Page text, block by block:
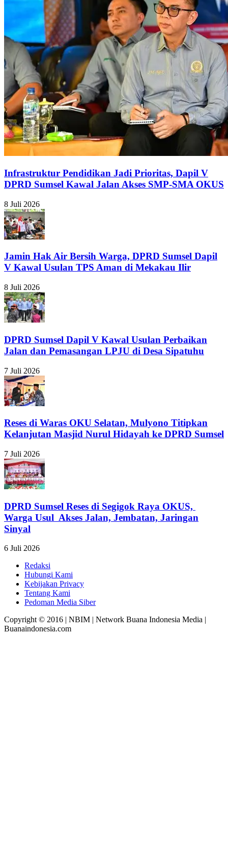
Infrastruktur Pendidikan Jadi Prioritas, Dapil V
DPRD Sumsel Kawal Jalan Akses SMP-SMA OKUS
8 Juli 2026
Jamin Hak Air Bersih Warga, DPRD Sumsel Dapil
V Kawal Usulan TPS Aman di Mekakau Ilir
8 Juli 2026
DPRD Sumsel Dapil V Kawal Usulan Perbaikan
Jalan dan Pemasangan LPJU di Desa Sipatuhu
7 Juli 2026
Reses di Waras OKU Selatan, Mulyono Titipkan
Kelanjutan Masjid Nurul Hidayah ke DPRD Sumsel
7 Juli 2026
DPRD Sumsel Reses di Segigok Raya OKUS,
Warga Usul Akses Jalan, Jembatan, Jaringan
Sinyal
6 Juli 2026
Redaksi
Hubungi Kami
Kebijakan Privacy
Tentang Kami
Pedoman Media Siber
Copyright © 2016 | NBIM | Network Buana Indonesia Media |
Buanaindonesia.com